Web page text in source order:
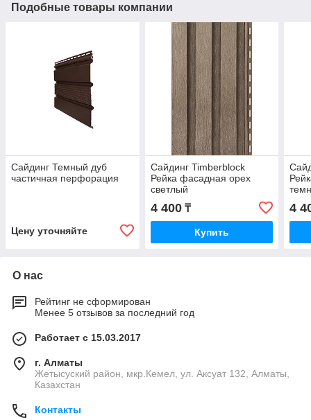
Подобные товары компании
Сайдинг Темный дуб
частичная перфорация
Цену уточняйте
Сайдинг Timberblock
Рейка фасадная орех
светлый
4 400₸
Купить
4
О нас
Рейтинг не сформирован
Менее 5 отзывов за последний год
Работает с 15.03.2017
г. Алматы
Жетысуский район, мкр.Кемел, ул. Аксуат 132, Алматы,
Казахстан
Контакты